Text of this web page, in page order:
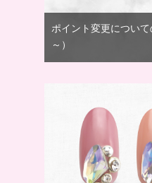
ポイント変更につい
～）